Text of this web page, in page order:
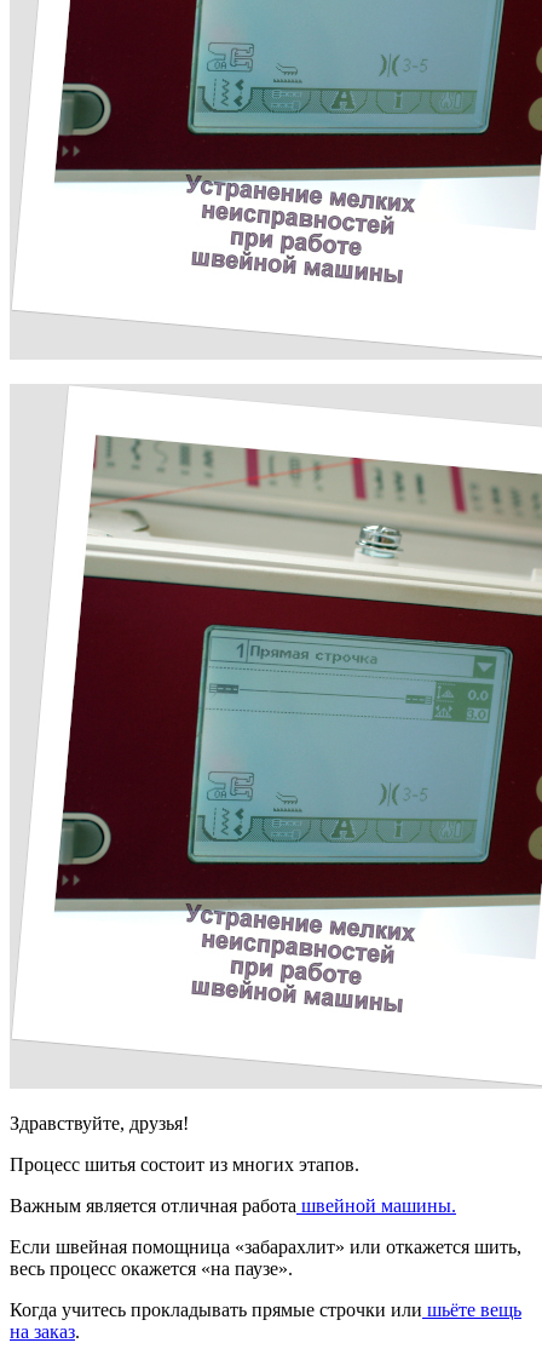
Здравствуйте, друзья!
Процесс шитья состоит из многих этапов.
Важным является отличная работа швейной машины.
Если швейная помощница «забарахлит» или откажется шить,
весь процесс окажется «на паузе».
Когда учитесь прокладывать прямые строчки или шьёте вещь
на заказ.